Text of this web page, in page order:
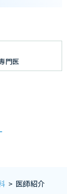
門医
> 医師紹介